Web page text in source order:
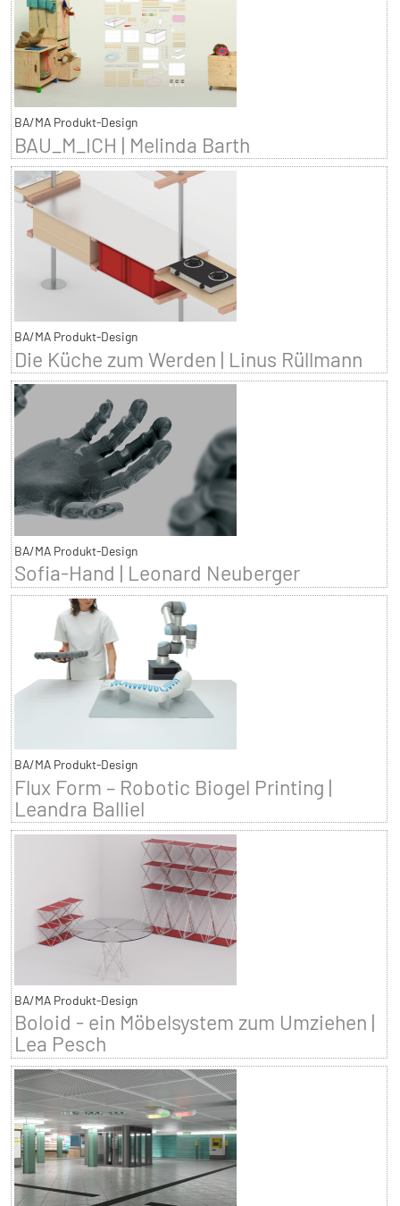
BA/MA Produkt-Design
BAU_M_ICH | Melinda Barth
BA/MA Produkt-Design
Die Küche zum Werden | Linus Rüllmann
BA/MA Produkt-Design
Sofia-Hand | Leonard Neuberger
BA/MA Produkt-Design
Flux Form – Robotic Biogel Printing |
Leandra Balliel
BA/MA Produkt-Design
Boloid - ein Möbelsystem zum Umziehen |
Lea Pesch